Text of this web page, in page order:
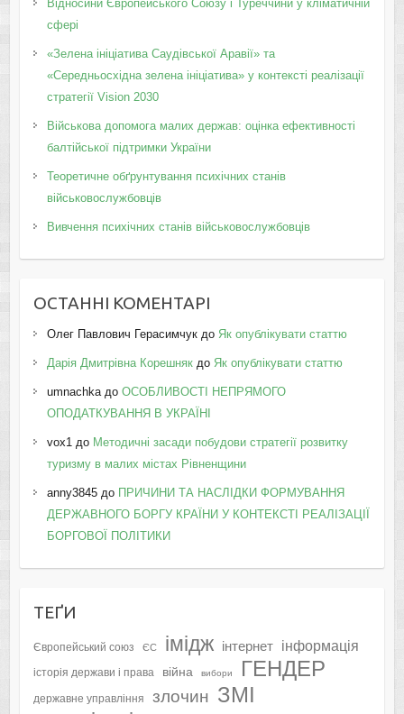
Відносини Європейського Союзу і Туреччини у кліматичній
сфері
«Зелена ініціатива Саудівської Аравії» та
«Середньосхідна зелена ініціатива» у контексті реалізації
стратегії Vision 2030
Військова допомога малих держав: оцінка ефективності
балтійської підтримки України
Теоретичне обґрунтування психічних станів
військовослужбовців
Вивчення психічних станів військовослужбовців
ОСТАННІ КОМЕНТАРІ
Олег Павлович Герасимчукдо Як опублікувати статтю
Дарія Дмитрівна Корешнякдо Як опублікувати статтю
umnachkaдо ОСОБЛИВОСТІ НЕПРЯМОГО
ОПОДАТКУВАННЯ В УКРАЇНІ
vox1до Методичні засади побудови стратегії розвитку
туризму в малих містах Рівненщини
anny3845до ПРИЧИНИ ТА НАСЛІДКИ ФОРМУВАННЯ
ДЕРЖАВНОГО БОРГУ КРАЇНИ У КОНТЕКСТІ РЕАЛІЗАЦІЇ
БОРГОВОЇ ПОЛІТИКИ
ТЕҐИ
Європейський союз ЄС імідж інтернет інформація
історія держави і права війна вибори ГЕНДЕР
державне управління злочин ЗМІ